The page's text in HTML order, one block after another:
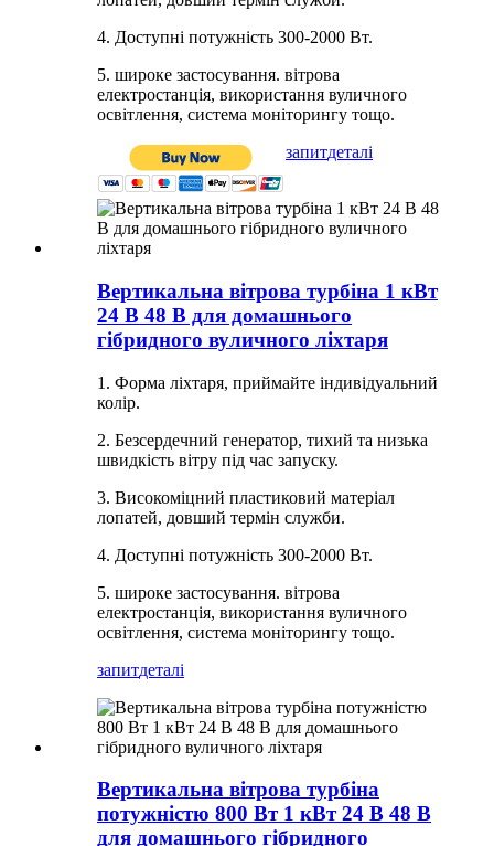
4. Доступні потужність 300-2000 Вт.
5. широке застосування. вітрова
електростанція, використання вуличного
освітлення, система моніторингу тощо.
запитдеталі
Вертикальна вітрова турбіна 1 кВт
24 В 48 В для домашнього
гібридного вуличного ліхтаря
1. Форма ліхтаря, приймайте індивідуальний
колір.
2. Безсердечний генератор, тихий та низька
швидкість вітру під час запуску.
3. Високоміцний пластиковий матеріал
лопатей, довший термін служби.
4. Доступні потужність 300-2000 Вт.
5. широке застосування. вітрова
електростанція, використання вуличного
освітлення, система моніторингу тощо.
запитдеталі
Вертикальна вітрова турбіна
потужністю 800 Вт 1 кВт 24 В 48 В
для домашнього гібридного